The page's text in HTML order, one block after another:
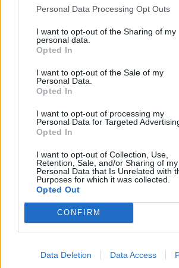
Personal Data Processing Opt Outs
I want to opt-out of the Sharing of my
personal data.
Opted In
I want to opt-out of the Sale of my
Personal Data.
Opted In
I want to opt-out of processing my
Personal Data for Targeted
Opted In
I want to opt-out of Collection, Use,
Retention, Sale, and/or Sharing of my
Personal Data that Is Unrelated with
Purposes for which it was collected.
Opted Out
CONFIRM
Data Deletion Data Access
Carrega més
La Cursa de l’Aldea segona d’etiqueta
Running Sèries Terres de l’Ebre